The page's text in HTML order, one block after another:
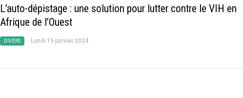
L’auto-dépistage : une solution pour lutter contre le VIH en
Afrique de l’Ouest
DIVERS Lundi 15 janvier 2024